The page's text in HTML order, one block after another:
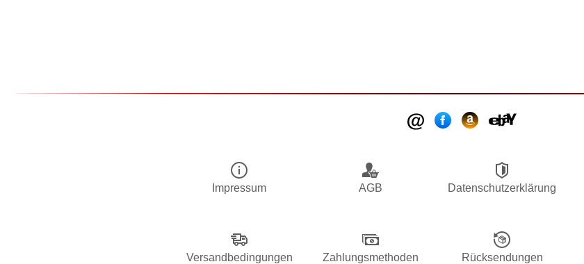
Impressum AGB Datenschutzerklärung
Versandbedingungen Zahlungsmethoden Rücksendungen